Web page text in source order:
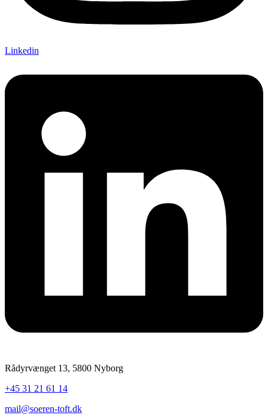
Linkedin
Rådyrvænget 13, 5800 Nyborg
+45 31 21 61 14
mail@soeren-toft.dk